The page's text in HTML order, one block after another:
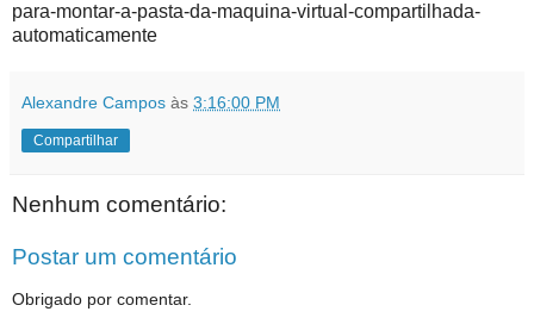
para-montar-a-pasta-da-maquina-virtual-compartilhada-
automaticamente
Alexandre Campos às 3:16:00 PM
Compartilhar
Nenhum comentário:
Postar um comentário
Obrigado por comentar.